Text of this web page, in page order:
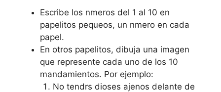
Escribe los nmeros del 1 al 10 en
papelitos pequeos, un nmero en cada
papel.
En otros papelitos, dibuja una imagen
que represente cada uno de los 10
mandamientos. Por ejemplo:
No tendrs dioses ajenos delante de